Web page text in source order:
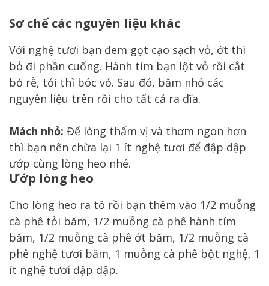
Sơ chế các nguyên liệu khác
Với nghệ tươi bạn đem gọt cạo sạch vỏ, ớt thì
bỏ đi phần cuống. Hành tím bạn lột vỏ rồi cắt
bỏ rễ, tỏi thì bóc vỏ. Sau đó, băm nhỏ các
nguyên liệu trên rồi cho tất cả ra dĩa.
Mách nhỏ: Để lòng thấm vị và thơm ngon hơn
thì bạn nên chừa lại 1 ít nghệ tươi để đập dập
ướp cùng lòng heo nhé.
Ướp lòng heo
Cho lòng heo ra tô rồi bạn thêm vào 1/2 muỗng
cà phê tỏi băm, 1/2 muỗng cà phê hành tím
băm, 1/2 muỗng cà phê ớt băm, 1/2 muỗng cà
phê nghệ tươi băm, 1 muỗng cà phê bột nghệ, 1
ít nghệ tươi đập dập.